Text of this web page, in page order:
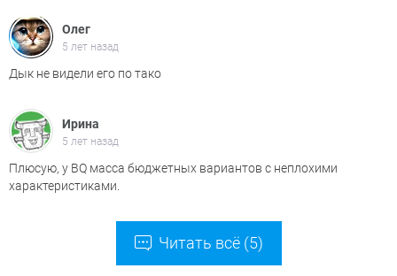
Олег
5 лет назад
Дык не видели его по тако
Ирина
5 лет назад
Плюсую, у BQ масса бюджетных вариантов с неплохими
характеристиками.
Читать всё (5)